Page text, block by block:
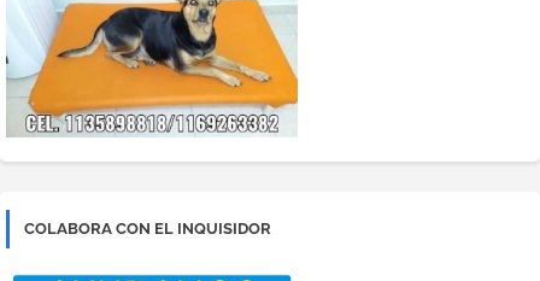
COLABORA CON EL INQUISIDOR